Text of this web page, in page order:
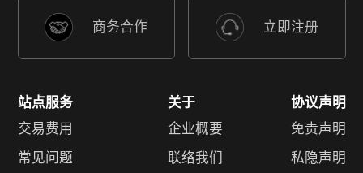
商务合作 立即注册
站点服务
交易费用
常见问题
关于
企业概要
联络我们
协议声明
免责声明
私隐声明